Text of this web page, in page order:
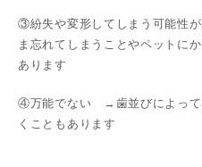
③紛失や変形してしまう可能性
ま忘れてしまうことやペットに
あります
④万能でない →歯並びによって
くこともあります